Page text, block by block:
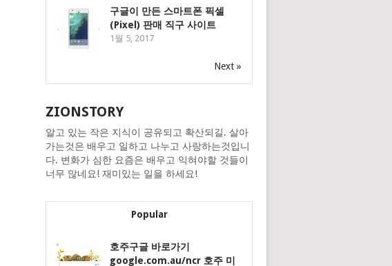
구글이 만든 스마트폰 픽셀
(Pixel) 판매 직구 사이트
1월 5, 2017
Next »
ZIONSTORY
알고 있는 작은 지식이 공유되고 확산되길. 살아
가는것은 배우고 일하고 나누고 사랑하는것입니
다. 변화가 심한 요즘은 배우고 익혀야할 것들이
너무 많네요! 재미있는 일을 하세요!
Popular
호주구글 바로가기
google.com.au/ncr 호주 미